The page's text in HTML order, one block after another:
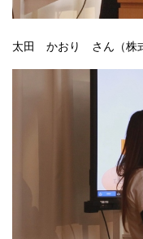
太田 かおり さん（株式